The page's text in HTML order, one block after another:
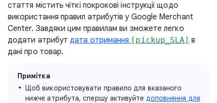
стаття містить чіткі покрокові інструкції щодо
використання правил атрибутів у Google Merchant
Center. Завдяки цим правилам ви зможете легко
додати атрибутдата отримання [pickup_SLA] в
дані про товар.
Примітка
Щоб використовувати правило для вказаного
нижче атрибута, спершу активуйте доповнення для